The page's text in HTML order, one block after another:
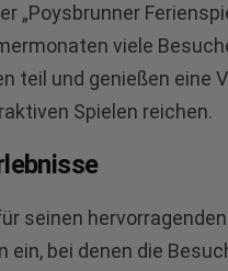
„Poysbrunner
viele
teil und genießen eine
Spielen reichen.
seinen
bei denen die